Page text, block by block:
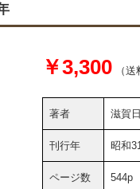
￥3,300 （送
著者 滋賀
刊行年 昭和
ページ数 544p